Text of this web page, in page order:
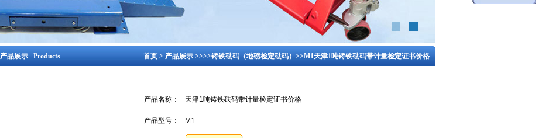
产品展示 Products 首页 > 产品展示 >>>>铸铁砝码（地磅检定砝码） >>M1天津1吨铸铁砝码带计量检定证书价格
产品名称： 天津1吨铸铁砝码带计量检定证书价格
产品型号： M1